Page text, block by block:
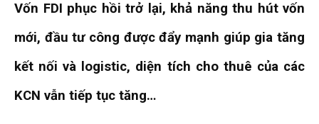
Vốn FDI phục hồi trở lại, khả năng thu hút vốn
mới, đầu tư công được đẩy mạnh giúp gia tăng
kết nối và logistic, diện tích cho thuê của các
KCN vẫn tiếp tục tăng…